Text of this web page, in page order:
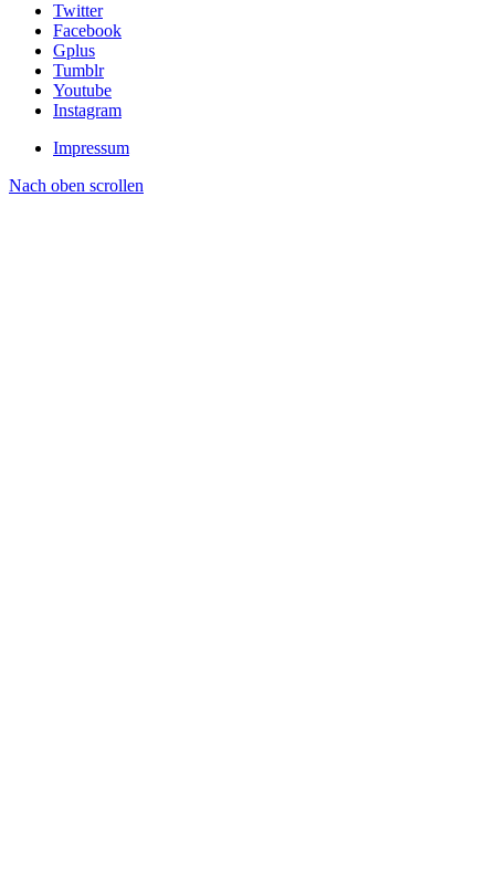
Twitter
Facebook
Gplus
Tumblr
Youtube
Instagram
Impressum
Nach oben scrollen